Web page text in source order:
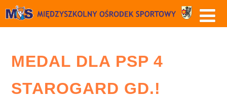
MEDAL DLA PSP 4
STAROGARD GD.!